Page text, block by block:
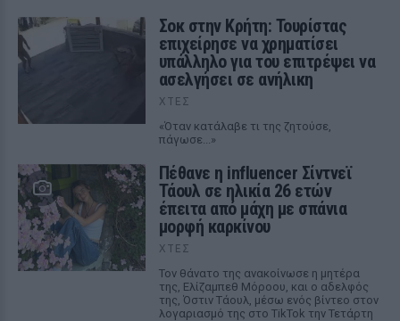
Σοκ στην Κρήτη: Τουρίστας
επιχείρησε να χρηματίσει
υπάλληλο για του επιτρέψει να
ασελγήσει σε ανήλικη
ΧΤΕΣ
«Όταν κατάλαβε τι της ζητούσε,
πάγωσε...»
Πέθανε η influencer Σίντνεϊ
Τάουλ σε ηλικία 26 ετών
έπειτα από μάχη με σπάνια
μορφή καρκίνου
ΧΤΕΣ
Τον θάνατο της ανακοίνωσε η μητέρα
της, Ελίζαμπεθ Μόροου, και ο αδελφός
της, Όστιν Τάουλ, μέσω ενός βίντεο στον
λογαριασμό της στο TikTok την Τετάρτη